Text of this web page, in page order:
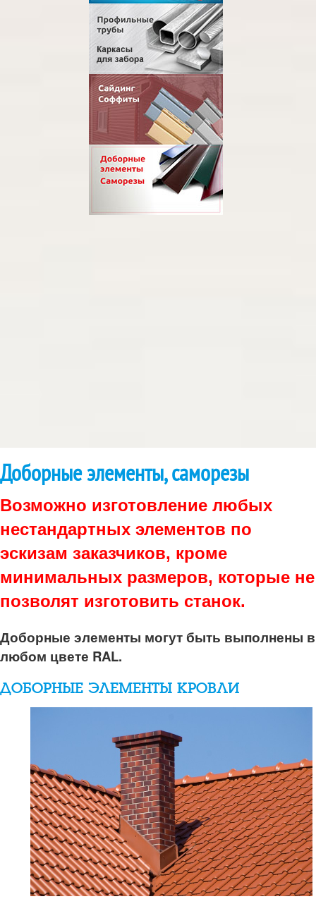
Доборные элементы, саморезы
Возможно изготовление любых
нестандартных элементов по
эскизам заказчиков, кроме
минимальных размеров, которые не
позволят изготовить станок.
Доборные элементы могут быть выполнены в
любом цвете RAL.
ДОБОРНЫЕ ЭЛЕМЕНТЫ КРОВЛИ